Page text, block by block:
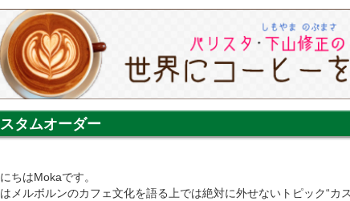
タムオーダー
ちはMokaです。
メルボルンのカフェ文化を語る上では絶対に外せないトピック“カ